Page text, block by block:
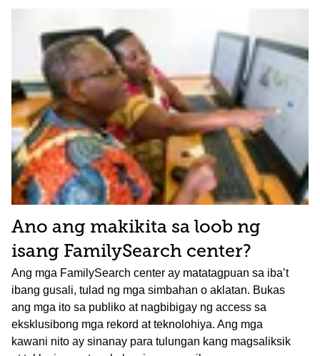
Ano ang makikita sa loob ng
isang FamilySearch center?
Ang mga FamilySearch center ay matatagpuan sa iba’t
ibang gusali, tulad ng mga simbahan o aklatan. Bukas
ang mga ito sa publiko at nagbibigay ng access sa
eksklusibong mga rekord at teknolohiya. Ang mga
kawani nito ay sinanay para tulungan kang magsaliksik